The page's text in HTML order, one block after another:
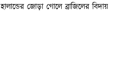
হালান্ডের জোড়া গোলে ব্রাজিলের বিদায়